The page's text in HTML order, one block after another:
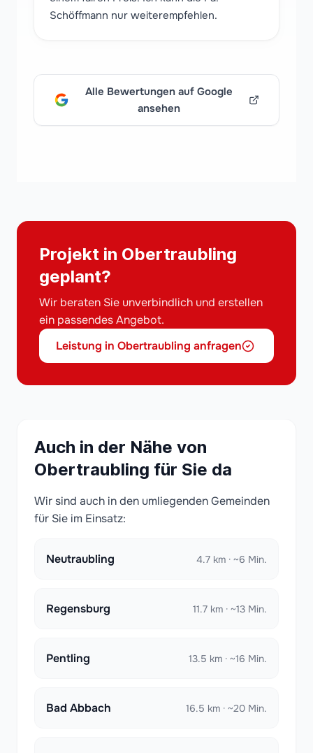
Schöffmann nur weiterempfehlen.
Alle Bewertungen auf Google
ansehen
Projekt in Obertraubling
geplant?
Wir beraten Sie unverbindlich und erstellen
ein passendes Angebot.
Leistung in Obertraubling anfragen
Auch in der Nähe von
Obertraubling für Sie da
Wir sind auch in den umliegenden Gemeinden
für Sie im Einsatz:
Neutraubling 4.7 km · ~6 Min.
Regensburg 11.7 km · ~13 Min.
Pentling 13.5 km · ~16 Min.
Bad Abbach 16.5 km · ~20 Min.